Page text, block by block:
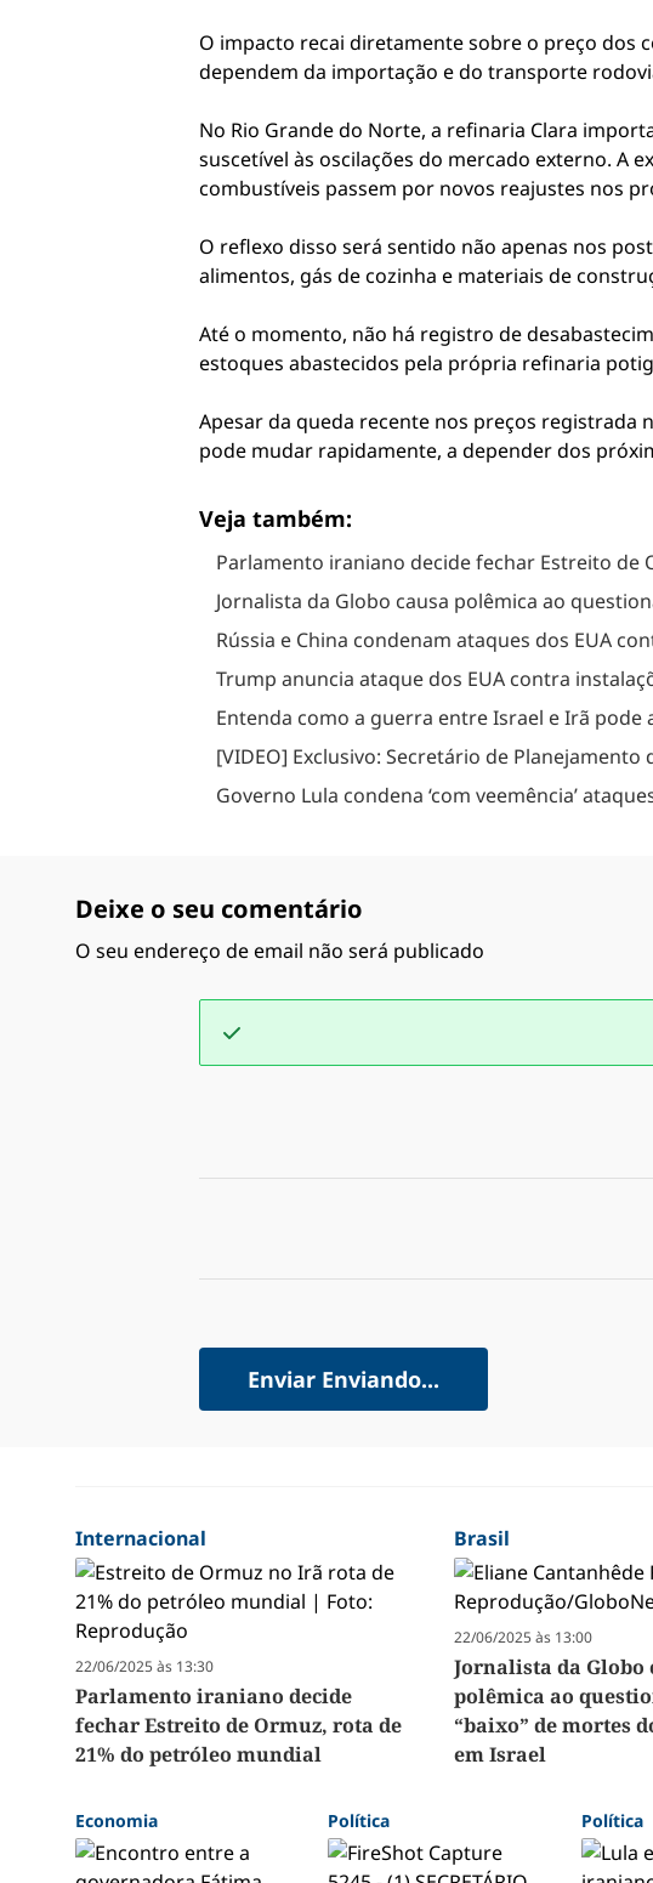
O impacto recai diretamente sobre o preço dos
dependem da importação e do transporte
No Rio Grande do Norte, a refinaria Clara
suscetível às oscilações do mercado externo. A
combustíveis passem por novos reajustes nos
O reflexo disso será sentido não apenas nos
alimentos, gás de cozinha e materiais de
Até o momento, não há registro de
estoques abastecidos pela própria refinaria
Apesar da queda recente nos preços
pode mudar rapidamente, a depender dos
Veja também:
Parlamento iraniano decide fechar Estreito de
Jornalista da Globo causa polêmica ao
Rússia e China condenam ataques dos EUA
Trump anuncia ataque dos EUA contra
Entenda como a guerra entre Israel e Irã pode
[VIDEO] Exclusivo: Secretário de
Governo Lula condena ‘com veemência’
Deixe o seu comentário
O seu endereço de email não será publicado
Enviar Enviando...
Internacional
22/06/2025 às 13:30
Parlamento iraniano decide
fechar Estreito de Ormuz, rota de
21% do petróleo mundial
Brasil
22/06/2025 às 13:00
Jornalista da Globo
polêmica ao
“baixo” de mortes
em Israel
Economia Política Política